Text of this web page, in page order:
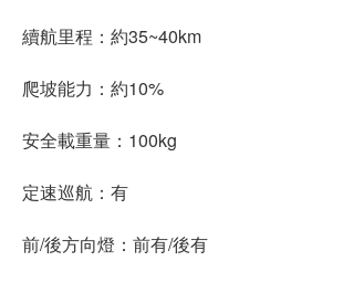
續航里程：約35~40km
爬坡能力：約10%
安全載重量：100kg
定速巡航：有
前/後方向燈：前有/後有